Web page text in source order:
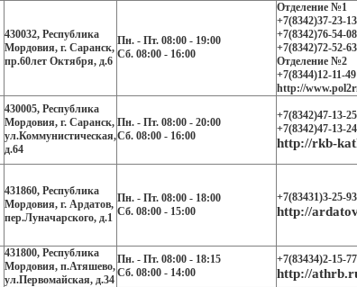
430032, Республика
Мордовия, г. Саранск,
пр.60лет Октября, д.6
Пн. - Пт. 08:00 - 19:00
Сб. 08:00 - 16:00
Отделение №1
+7(8342)37-23-13
+7(8342)76-54-08
+7(8342)72-52-63
Отделение №2
+7(8344)12-11-49
http://
430005, Республика
Мордовия, г. Саранск,
ул.Коммунистическая,
д.64
Пн. - Пт. 08:00 - 20:00
Сб. 08:00 - 16:00
+7(8342)47-13-25
+7(8342)47-13-24
http://rkb-
431860, Республика
Мордовия, г. Ардатов,
пер.Луначарского, д.1
Пн. - Пт. 08:00 - 18:00
Сб. 08:00 - 15:00
+7(83431)3-25-93
http://
431800, Республика
Мордовия, п.Атяшево,
ул.Первомайская, д.34
Пн. - Пт. 08:00 - 18:15
Сб. 08:00 - 14:00
+7(83434)2-15-77
http://